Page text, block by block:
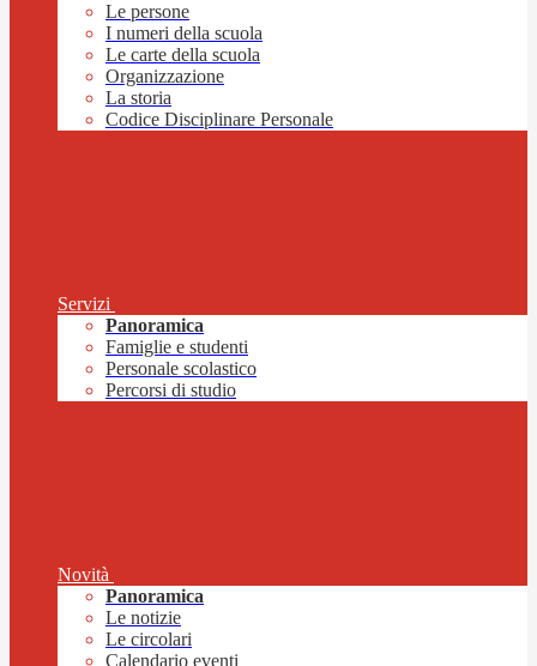
Le persone
I numeri della scuola
Le carte della scuola
Organizzazione
La storia
Codice Disciplinare Personale
Servizi
Panoramica
Famiglie e studenti
Personale scolastico
Percorsi di studio
Novità
Panoramica
Le notizie
Le circolari
Calendario eventi